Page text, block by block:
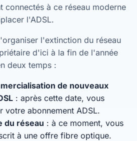
connectés à ce réseau moderne
l'ADSL.
l'extinction du réseau
d'ici à la fin de l'année
deux temps :
de nouveaux
: après cette date, vous
votre abonnement ADSL.
du réseau : à ce moment, vous
à une offre fibre optique.